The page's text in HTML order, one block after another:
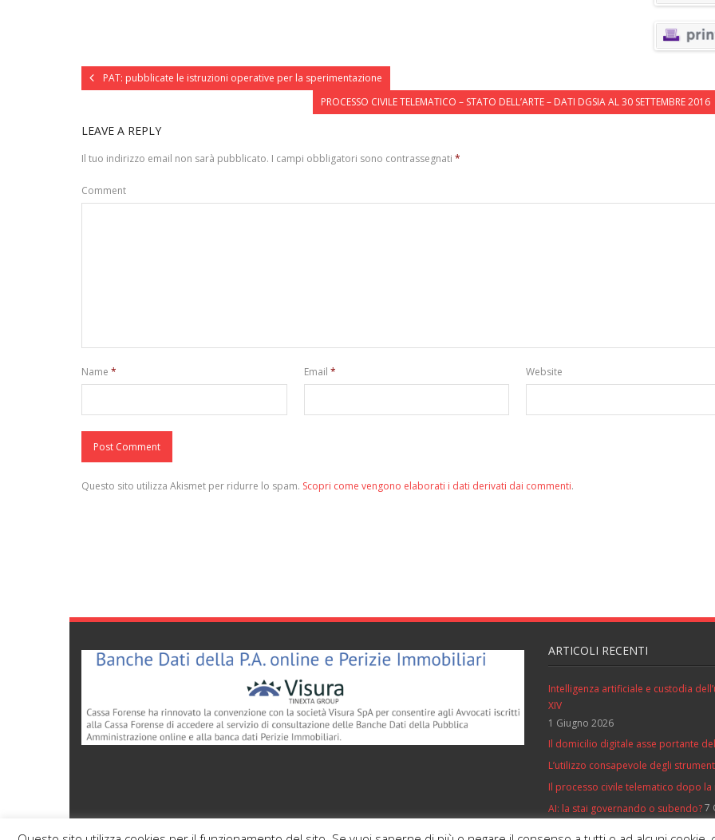
PAT: pubblicate le istruzioni operative per la sperimentazione
PROCESSO CIVILE TELEMATICO – STATO DELL’ARTE – DATI DGSIA AL 30 SETTEMBRE 2016
LEAVE A REPLY
Il tuo indirizzo email non sarà pubblicato. I campi obbligatori sono contrassegnati *
Comment
Name * Email * Website
Questo sito utilizza Akismet per ridurre lo spam. Scopri come vengono elaborati i dati derivati dai commenti.
ARTICOLI RECENTI
Intelligenza artificiale e custodia
XIV
1 Giugno 2026
Il domicilio digitale asse portante
L’utilizzo consapevole degli
Il processo civile telematico dopo
AI: la stai governando o subendo?7